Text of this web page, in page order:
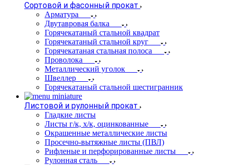
Сортовой и фасонный прокат
Арматура
Двутавровая балка
Горячекатаный стальной квадрат
Горячекатаный стальной круг
Горячекатаная стальная полоса
Проволока
Металлический уголок
Швеллер
Горячекатаный стальной шестигранник
Листовой и рулонный прокат
Гладкие листы
Листы г/к, х/к, оцинкованные
Окрашенные металлические листы
Просечно-вытяжные листы (ПВЛ)
Рифленые и перфорированные листы
Рулонная сталь